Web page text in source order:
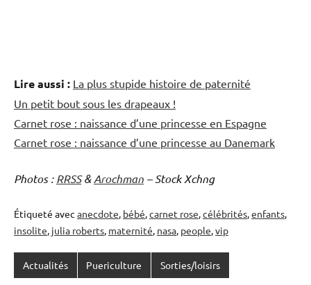
Lire aussi : La plus stupide histoire de paternité
Un petit bout sous les drapeaux !
Carnet rose : naissance d’une princesse en Espagne
Carnet rose : naissance d’une princesse au Danemark
Photos :RRSS&Arochman – Stock Xchng
Étiqueté avec anecdote, bébé,carnet rose,célébrités,enfants,
insolite, julia roberts, maternité, nasa, people,vip
Actualités Puericulture Sorties/loisirs